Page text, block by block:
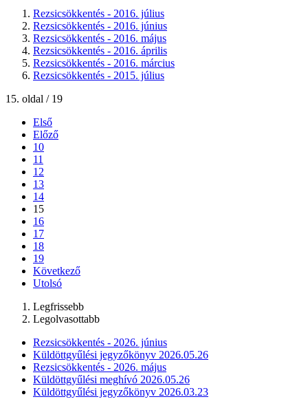
Rezsicsökkentés - 2016. július
Rezsicsökkentés - 2016. június
Rezsicsökkentés - 2016. május
Rezsicsökkentés - 2016. április
Rezsicsökkentés - 2016. március
Rezsicsökkentés - 2015. július
15. oldal / 19
Első
Előző
10
11
12
13
14
15
16
17
18
19
Következő
Utolsó
Legfrissebb
Legolvasottabb
Rezsicsökkentés - 2026. június
Küldöttgyűlési jegyzőkönyv 2026.05.26
Rezsicsökkentés - 2026. május
Küldöttgyűlési meghívó 2026.05.26
Küldöttgyűlési jegyzőkönyv 2026.03.23